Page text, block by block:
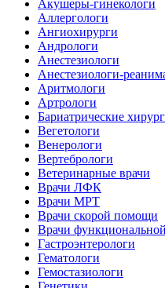
Акушеры-гинекологи
Аллергологи
Ангиохирурги
Андрологи
Анестезиологи
Анестезиологи-
Аритмологи
Артрологи
Бариатрические
Вегетологи
Венерологи
Вертебрологи
Ветеринарные врачи
Врачи ЛФК
Врачи МРТ
Врачи скорой помощи
Врачи
Гастроэнтерологи
Гематологи
Гемостазиологи